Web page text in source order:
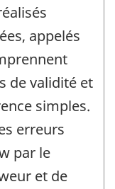
appelés
de validité et
simples.
erreurs
par le
et de